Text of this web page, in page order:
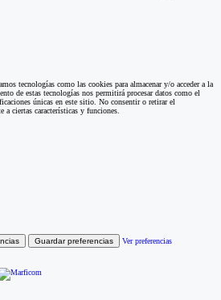
tecnologías como las cookies para almacenar y/o acceder a la
de estas tecnologías nos permitirá procesar datos como el
únicas en este sitio. No consentir o retirar el
a ciertas características y funciones.
Guardar preferencias
Ver preferencias